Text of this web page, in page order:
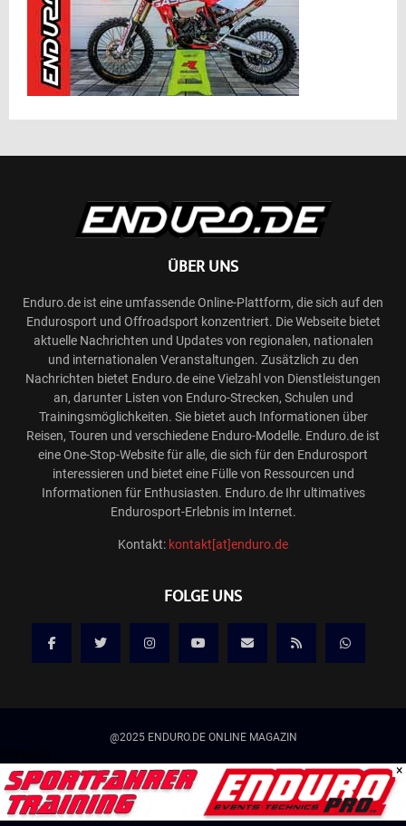
ÜBER UNS
Enduro.de ist eine umfassende Online-Plattform, die sich auf den
Endurosport und Offroadsport konzentriert. Die Webseite bietet
aktuelle Nachrichten und Updates von regionalen, nationalen
und internationalen Veranstaltungen. Zusätzlich zu den
Nachrichten bietet Enduro.de eine Vielzahl von Dienstleistungen
an, darunter Listen von Enduro-Strecken, Schulen und
Trainingsmöglichkeiten. Sie bietet auch Informationen über
Reisen, Touren und verschiedene Enduro-Modelle. Enduro.de ist
eine One-Stop-Website für alle, die sich für den Endurosport
interessieren und bietet eine Fülle von Ressourcen und
Informationen für Enthusiasten. Enduro.de Ihr ultimatives
Endurosport-Erlebnis im Internet.
Kontakt: kontakt[at]enduro.de
FOLGE UNS
@2025 ENDURO.DE ONLINE MAGAZIN
Kontakt
Mediadaten/Werbung
Allgemeine Geschäftsbedingungen
Impressum
×